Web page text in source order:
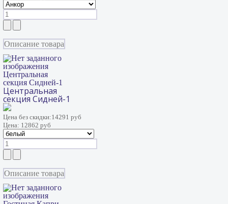
Описание товара
Центральная
секция Сидней-1
Центральная
секция Сидней-1
Цена без скидки:14291 руб
Цена: 12862 руб
Описание товара